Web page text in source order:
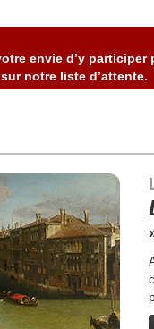
envie d’y
notre liste d’attente.